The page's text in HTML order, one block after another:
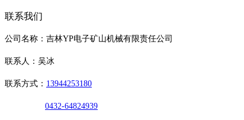
联系我们
公司名称：吉林YP电子矿山机械有限责任公司
联系人：吴冰
联系方式： 13944253180
0432-64824939